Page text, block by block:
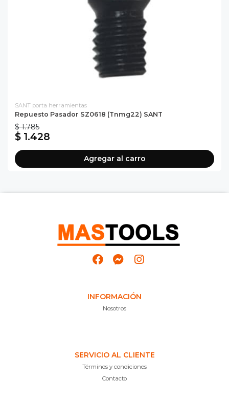
SANT porta herramientas
Repuesto Pasador SZ0618 (tnmg22) SANT
$ 1.785
$ 1.428
Agregar al carro
INFORMACIÓN
Nosotros
SERVICIO AL CLIENTE
Términos y condiciones
Contacto